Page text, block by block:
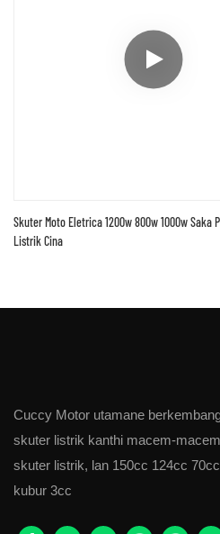
Skuter Moto Eletrica 1200w 800w 1000w Saka
Listrik Cina
Cuccy Motor utamane
skuter listrik kanthi macem-
skuter listrik, lan 150cc 124cc
kubur 3cc